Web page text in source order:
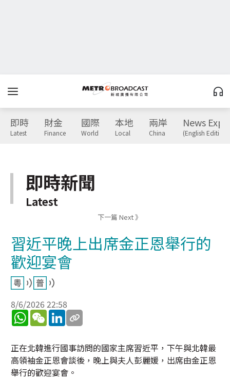
即時
Latest
財金
Finance
國際
World
本地
Local
兩岸
China
News
(English Edition)
即時新聞
Latest
下一篇 Next 》
習近平晚上出席金正恩舉行的
歡迎宴會
8/6/2026 22:58
WhatsApp
WeChatLinkedIn
正在北韓進行國事訪問的國家主席習近平，下午與北韓最
高領袖金正恩會談後，晚上與夫人彭麗媛，出席由金正恩
舉行的歡迎宴會。